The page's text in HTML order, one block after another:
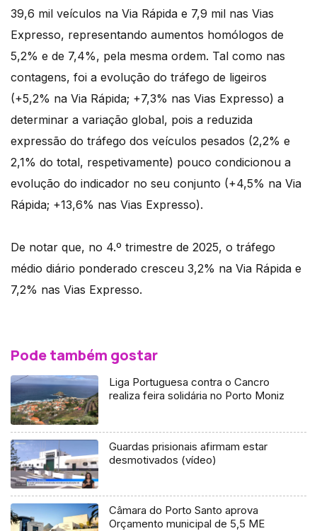
39,6 mil veículos na Via Rápida e 7,9 mil nas Vias
Expresso, representando aumentos homólogos de
5,2% e de 7,4%, pela mesma ordem. Tal como nas
contagens, foi a evolução do tráfego de ligeiros
(+5,2% na Via Rápida; +7,3% nas Vias Expresso) a
determinar a variação global, pois a reduzida
expressão do tráfego dos veículos pesados (2,2% e
2,1% do total, respetivamente) pouco condicionou a
evolução do indicador no seu conjunto (+4,5% na Via
Rápida; +13,6% nas Vias Expresso).
De notar que, no 4.º trimestre de 2025, o tráfego
médio diário ponderado cresceu 3,2% na Via Rápida e
7,2% nas Vias Expresso.
Pode também gostar
Liga Portuguesa contra o Cancro
realiza feira solidária no Porto Moniz
Guardas prisionais afirmam estar
desmotivados (vídeo)
Câmara do Porto Santo aprova
Orçamento municipal de 5,5 ME